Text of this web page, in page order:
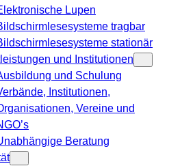
Lupen
tragbar
stationär
und Institutionen
und Schulung
Institutionen,
Vereine und
Beratung